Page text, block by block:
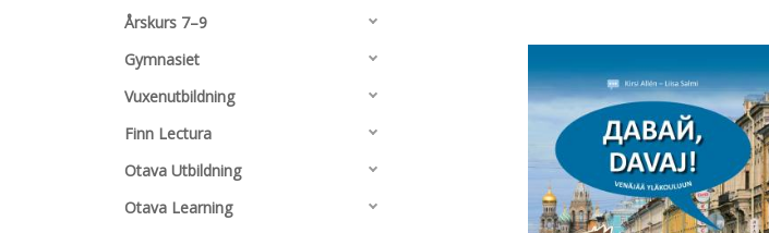
Årskurs 7–9
Gymnasiet
Vuxenutbildning
Finn Lectura
Otava Utbildning
Otava Learning